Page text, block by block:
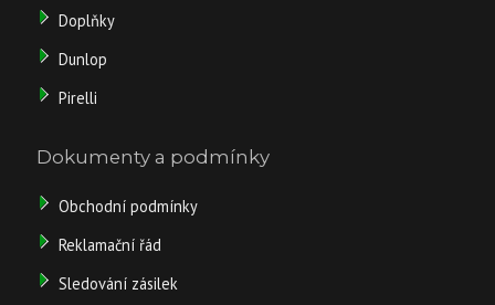
Doplňky
Dunlop
Pirelli
Dokumenty a podmínky
Obchodní podmínky
Reklamační řád
Sledování zásilek